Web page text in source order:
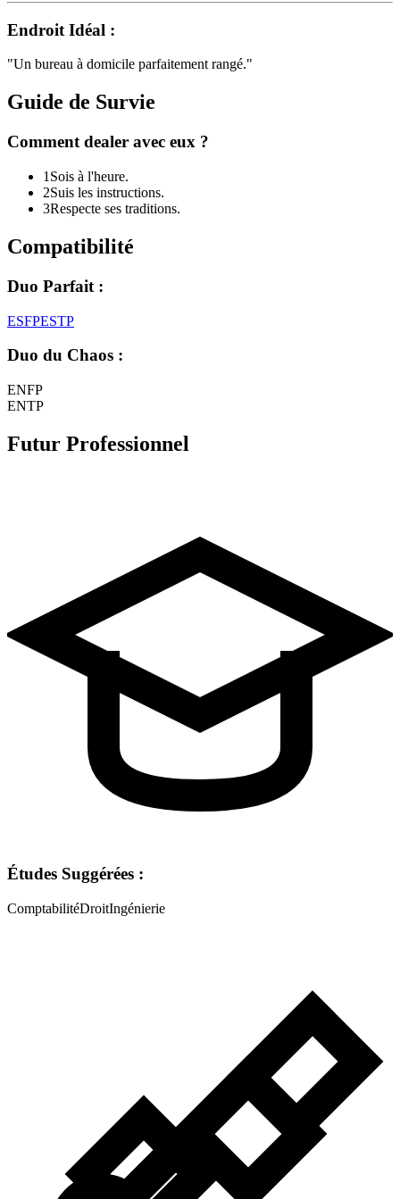
Endroit Idéal :
"Un bureau à domicile parfaitement rangé."
Guide de Survie
Comment dealer avec eux ?
1 Sois à l'heure.
2Suis les instructions.
3Respecte ses traditions.
Compatibilité
Duo Parfait :
ESFPESTP
Duo du Chaos :
ENFP
ENTP
Futur Professionnel
Études Suggérées :
ComptabilitéDroitIngénierie